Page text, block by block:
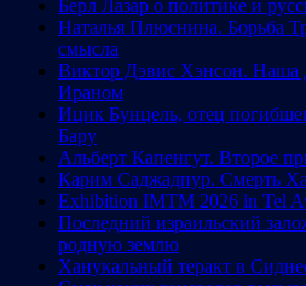
Берл Лазар о политике и
Наталья Плюснина. Борьба
смысла
Виктор Дэвис Хэнсон. Наша
Ираном
Ицик Бунцель, отец
Бару
Альберт Капенгут. Второе
Карим Саджадпур. Смерть
Exhibition IMTM 2026 in Tel
Последний израильский
родную землю
Ханукальный теракт в